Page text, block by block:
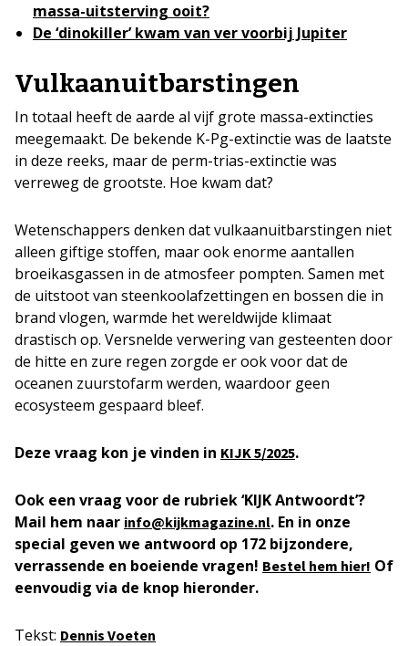
massa-uitsterving ooit?
De ‘dinokiller’ kwam van ver voorbij Jupiter
Vulkaanuitbarstingen
In totaal heeft de aarde al vijf grote massa-extincties
meegemaakt. De bekende K-Pg-extinctie was de laatste
in deze reeks, maar de perm-trias-extinctie was
verreweg de grootste. Hoe kwam dat?
Wetenschappers denken dat vulkaanuitbarstingen niet
alleen giftige stoffen, maar ook enorme aantallen
broeikasgassen in de atmosfeer pompten. Samen met
de uitstoot van steenkoolafzettingen en bossen die in
brand vlogen, warmde het wereldwijde klimaat
drastisch op. Versnelde verwering van gesteenten door
de hitte en zure regen zorgde er ook voor dat de
oceanen zuurstofarm werden, waardoor geen
ecosysteem gespaard bleef.
Deze vraag kon je vinden in KIJK 5/2025.
Ook een vraag voor de rubriek ‘KIJK Antwoordt’?
Mail hem naar info@kijkmagazine.nl. En in onze
special geven we antwoord op 172 bijzondere,
verrassende en boeiende vragen! Bestel hem hier! Of
eenvoudig via de knop hieronder.
Tekst: Dennis Voeten